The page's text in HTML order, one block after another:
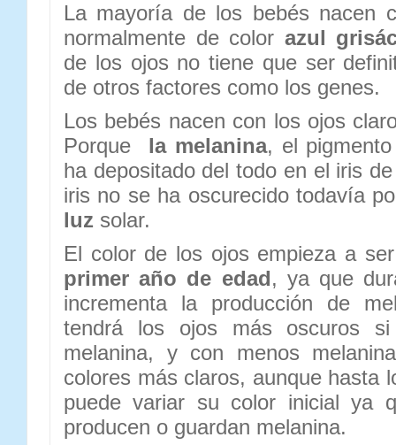
La mayoría de los bebés nacen
normalmente de color azul
de los ojos no tiene que ser
de otros factores como los genes.
Los bebés nacen con los ojos
Porque la melanina, el
ha depositado del todo en el iris
iris no se ha oscurecido todavía
luz solar.
El color de los ojos empieza a
primer año de edad, ya que
incrementa la producción de
tendrá los ojos más oscuros
melanina, y con menos
colores más claros, aunque hasta
puede variar su color inicial ya
producen o guardan melanina.